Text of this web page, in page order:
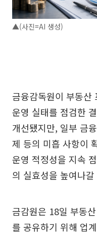
▲(사진=AI 생성)
금융감독원이 부동산
운영 실태를 점검한
개선됐지만, 일부 금
제 등의 미흡 사항이
운영 적정성을 지속
의 실효성을 높여나
금감원은 18일 부동
를 공유하기 위해 업